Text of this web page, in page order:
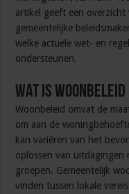
artikel geeft een
gemeentelijke
welke actuele wet- en
ondersteunen.
Wat is
Woonbeleid omvat de
om aan de
kan variëren van het
oplossen van uitdagingen
groepen. Gemeentelijk
vinden tussen lokale